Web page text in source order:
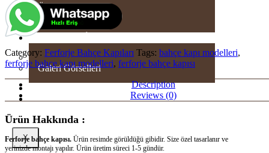
Üretim – Videolar
Üretim – Görseller
Sizden Gelenler
Galeri Görselleri
İLETİŞİM
X
Category: Ferforje Bahçe Kapıları Tags: bahçe kapı modelleri,
ferforje bahçe kapı modelleri, ferforje bahçe kapısı
Description
Reviews (0)
Ürün Hakkında :
Ferforje bahçe kapısı. Ürün resimde görüldüğü gibidir. Size özel tasarlanır ve
yerinizde montajı yapılır. Ürün üretim süreci 1-5 gündür.